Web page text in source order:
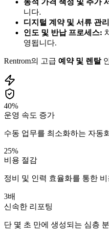
동적 가격 책정 및 추가
니다.
디지털 계약 및 서류 관
인도 및 반납 프로세스:
영됩니다.
Rentrom의 고급 예약 및 렌탈
40%
운영 속도 증가
수동 업무를 최소화하는 자동
25%
비용 절감
정비 및 인력 효율화를 통한
3배
신속한 리포팅
단 몇 초 만에 생성되는 심층